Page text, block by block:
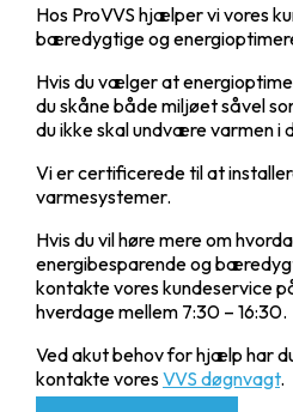
Hos ProVVS hjælper vi vores
bæredygtige og
Hvis du vælger at
du skåne både miljøet såvel
du ikke skal undvære varmen i
Vi er certificerede til at
varmesystemer.
Hvis du vil høre mere om
energibesparende og
kontakte vores kundeservice
hverdage mellem 7:30 – 16:30.
Ved akut behov for hjælp har
kontakte voresVVS døgnvagt.